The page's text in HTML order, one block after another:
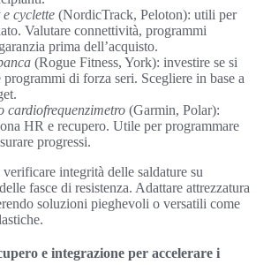
cyclette (NordicTrack, Peloton): utili per
Valutare connettività, programmi
prima dell’acquisto.
(Rogue Fitness, York): investire se si
programmi di forza seri. Scegliere in base a
cardiofrequenzimetro (Garmin, Polar):
HR e recupero. Utile per programmare
progressi.
verificare integrità delle saldature su
fasce di resistenza. Adattare attrezzatura
soluzioni pieghevoli o versatili come
e integrazione per accelerare i